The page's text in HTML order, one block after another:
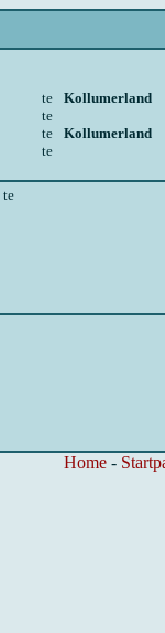
te
Kollumerland
te
te
Kollumerland
te
te
Home-